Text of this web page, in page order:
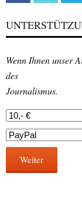
Wenn Ihnen unser
des
Journalismus.
Weiter